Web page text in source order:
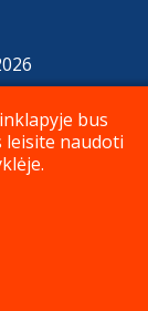
bus
leisite naudoti